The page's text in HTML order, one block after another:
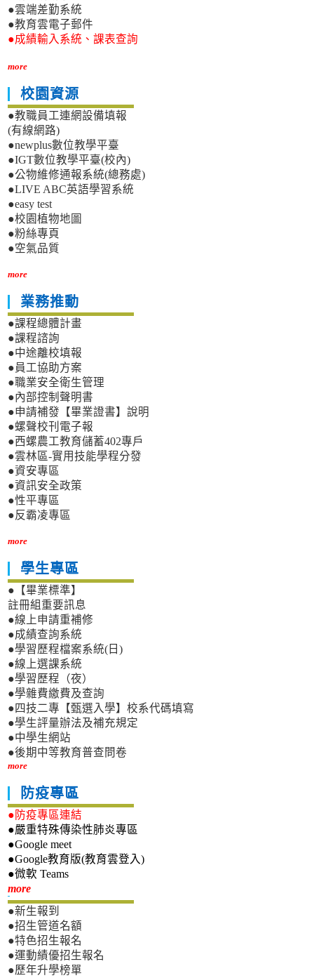
●雲端差勤系統
●教育雲電子郵件
●成績輸入系統、課表查詢
more
校園資源
●教職員工連網設備填報
(有線網路)
●newplus數位教學平臺
●IGT數位教學平臺(校內)
●公物維修通報系統(總務處)
●LIVE ABC英語學習系統
●easy test
●校園植物地圖
●粉絲專頁
●空氣品質
more
業務推動
●課程總體計畫
●課程諮詢
●中途離校填報
●員工協助方案
●職業安全衛生管理
●內部控制聲明書
●申請補發【畢業證書】說明
●螺聲校刊電子報
●西螺農工教育儲蓄402專戶
●雲林區-實用技能學程分發
●資安專區
●資訊安全政策
●性平專區
●反霸凌專區
more
學生專區
●【畢業標準】
註冊組重要訊息
●線上申請重補修
●成績查詢系統
●學習歷程檔案系統(日)
●線上選課系統
●學習歷程（夜）
●學雜費繳費及查詢
●四技二專【甄選入學】校系代碼填寫
●學生評量辦法及補充規定
●中學生網站
●後期中等教育普查問卷
more
防疫專區
●防疫專區連結
●嚴重特殊傳染性肺炎專區
●Google meet
●Google教育版(教育雲登入)
●微軟 Teams
more新生專區
●新生報到
●招生管道名額
●特色招生報名
●運動績優招生報名
●歷年升學榜單